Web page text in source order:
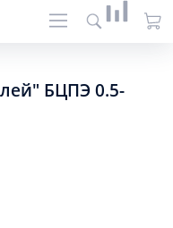
БЦПЭ 0.5-